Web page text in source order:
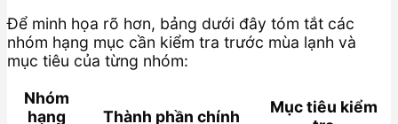
Để minh họa rõ hơn, bảng dưới đây tóm tắt các
nhóm hạng mục cần kiểm tra trước mùa lạnh và
mục tiêu của từng nhóm:
Nhóm
hạng
Thành phần chính
Mục tiêu kiểm